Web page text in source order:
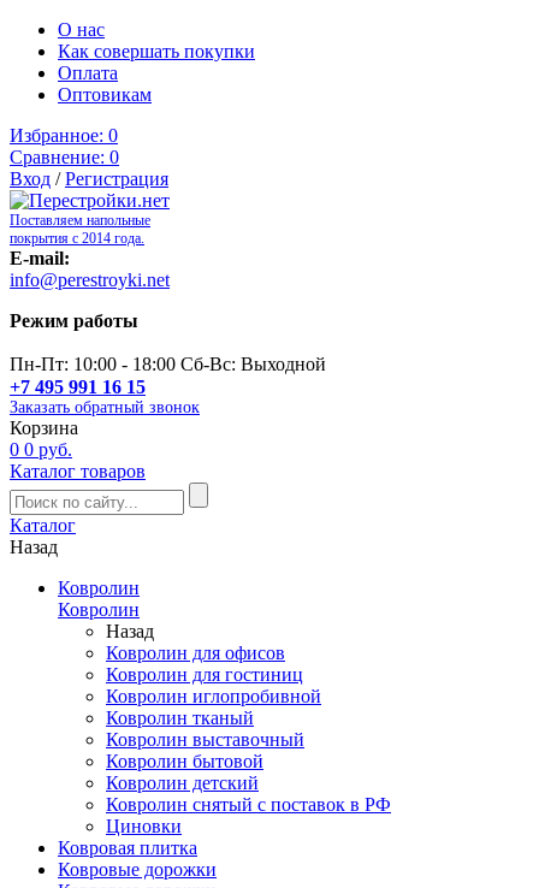
О нас
Как совершать покупки
Оплата
Оптовикам
Избранное: 0
Сравнение: 0
Вход /Регистрация
Поставляем напольные
покрытия с 2014 года.
E-mail:
info@perestroyki.net
Режим работы
Пн-Пт: 10:00 - 18:00 Сб-Вс: Выходной
+7 495 991 16 15
Заказать обратный звонок
Корзина
0 0 руб.
Каталог товаров
Каталог
Назад
Ковролин
Ковролин
Назад
Ковролин для офисов
Ковролин для гостиниц
Ковролин иглопробивной
Ковролин тканый
Ковролин выставочный
Ковролин бытовой
Ковролин детский
Ковролин снятый с поставок в РФ
Циновки
Ковровая плитка
Ковровые дорожки